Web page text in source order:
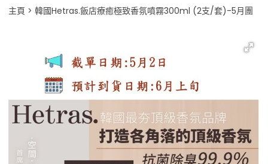
主頁 韓國Hetras.飯店療癒極致香氛噴霧300ml (2支/套)-5月團